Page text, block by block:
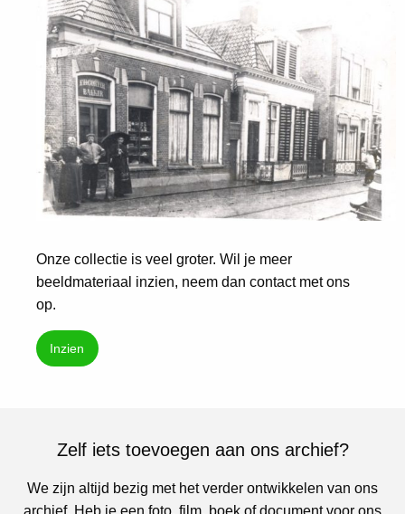
Onze collectie is veel groter. Wil je meer
beeldmateriaal inzien, neem dan contact met ons
op.
Inzien
Zelf iets toevoegen aan ons archief?
We zijn altijd bezig met het verder ontwikkelen van ons